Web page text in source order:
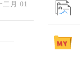
二月 01